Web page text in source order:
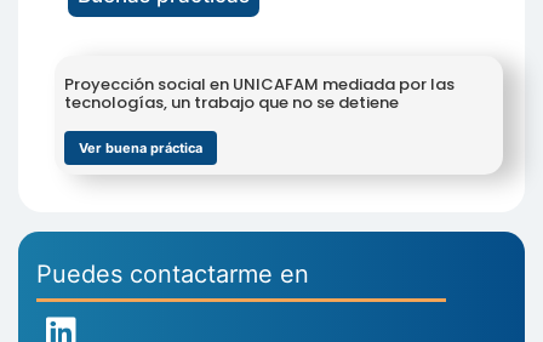
Proyección social en UNICAFAM mediada por las
tecnologías, un trabajo que no se detiene
Ver buena práctica
Puedes contactarme en